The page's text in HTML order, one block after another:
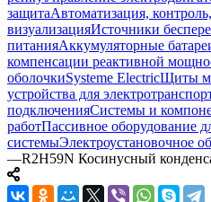
защитаАвтоматизация,
визуализацияИсточники
питанияАккумуляторные
компенсации реактивной
оболочкиSysteme ElectricЩиты
устройства для
подключенияСистемы и
работПассивное оборудование
системыЭлектроустановочное
—R2H59N Косинусный